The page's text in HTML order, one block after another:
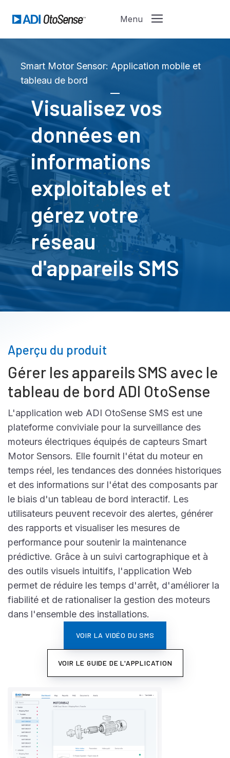
Smart Motor Sensor: Application mobile et
tableau de bord
Visualisez vos
données en
informations
exploitables et
gérez votre
réseau
d'appareils SMS
Aperçu du produit
Gérer les appareils SMS avec le
tableau de bord ADI OtoSense
L'application web ADI OtoSense SMS est une
plateforme conviviale pour la surveillance des
moteurs électriques équipés de capteurs Smart
Motor Sensors. Elle fournit l'état du moteur en
temps réel, les tendances des données historiques
et des informations sur l'état des composants par
le biais d'un tableau de bord interactif. Les
utilisateurs peuvent recevoir des alertes, générer
des rapports et visualiser les mesures de
performance pour soutenir la maintenance
prédictive. Grâce à un suivi cartographique et à
des outils visuels intuitifs, l'application Web
permet de réduire les temps d'arrêt, d'améliorer la
fiabilité et de rationaliser la gestion des moteurs
dans l'ensemble des installations.
VOIR LA VIDÉO DU SMS
VOIR LE GUIDE DE L'APPLICATION